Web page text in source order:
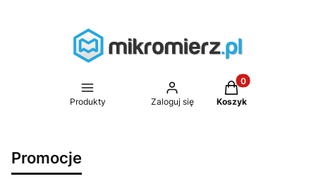
Produkty Zaloguj się
Produkty w
Koszyk
Promocje